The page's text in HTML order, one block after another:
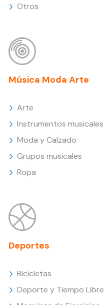
Otros
Música Moda Arte
Arte
Instrumentos musicales
Moda y Calzado
Grupos musicales
Ropa
Deportes
Bicicletas
Deporte y Tiempo Libre